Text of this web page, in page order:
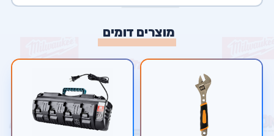
מוצרים דומים